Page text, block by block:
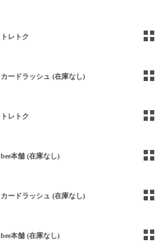
トレトク
カードラッシュ (在庫なし)
トレトク
bee本舗 (在庫なし)
カードラッシュ (在庫なし)
bee本舗 (在庫なし)